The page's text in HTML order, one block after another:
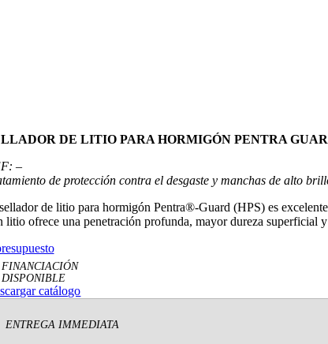
DE LITIO PARA HORMIGÓN PENTRA
–
de protección contra el desgaste y manchas de alto
de litio para hormigón Pentra®-Guard (HPS) es
litio ofrece una penetración profunda, mayor dureza superficial
FINANCIACIÓN
DISPONIBLE
catálogo
ENTREGA IMMEDIATA